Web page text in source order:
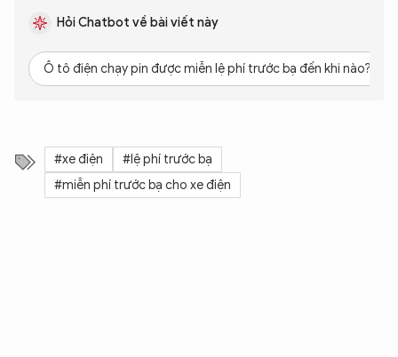
Hỏi Chatbot về bài viết này
Ô tô điện chạy pin được miễn lệ phí trước bạ đến khi nào?
#xe điện
#lệ phí trước bạ
#miễn phí trước bạ cho xe điện